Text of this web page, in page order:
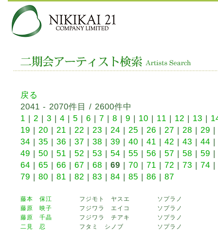
戻る
2041 - 2070件目 / 2600件中
1 | 2 | 3 | 4 | 5 | 6 | 7 | 8 | 9 | 10 | 11 | 12 | 13 |
19 | 20 | 21 | 22 | 23 | 24 | 25 | 26 | 27 | 28 | 29 |
34 | 35 | 36 | 37 | 38 | 39 | 40 | 41 | 42 | 43 | 44 |
49 | 50 | 51 | 52 | 53 | 54 | 55 | 56 | 57 | 58 | 59 |
64 | 65 | 66 | 67 | 68 | 69 | 70 | 71 | 72 | 73 | 74 |
79 | 80 | 81 | 82 | 83 | 84 | 85 | 86 | 87
藤本 保江 フジモト ヤスエ
ソプラノ
藤原 映子
フジワラ エイコ
ソプラノ
藤原 千晶
フジワラ チアキ
ソプラノ
二見 忍
フタミ シノブ
ソプラノ